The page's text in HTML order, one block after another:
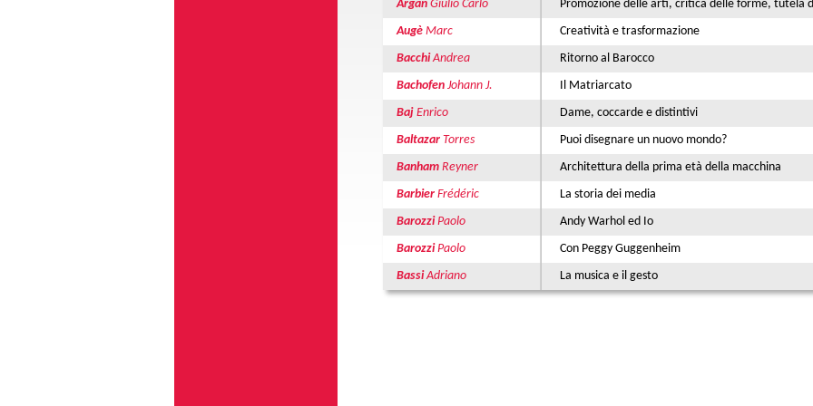
Argan Giulio Carlo
Promozione delle arti, critica delle forme, tutela
Augè Marc
Creatività e trasformazione
BacchiAndrea
Ritorno al Barocco
Bachofen Johann J.
Il Matriarcato
Baj Enrico
Dame, coccarde e distintivi
Baltazar Torres
Puoi disegnare un nuovo mondo?
Banham Reyner
Architettura della prima età della macchina
Barbier Frédéric
La storia dei media
BarozziPaolo
Andy Warhol ed Io
BarozziPaolo
Con Peggy Guggenheim
BassiAdriano La musica e il gesto